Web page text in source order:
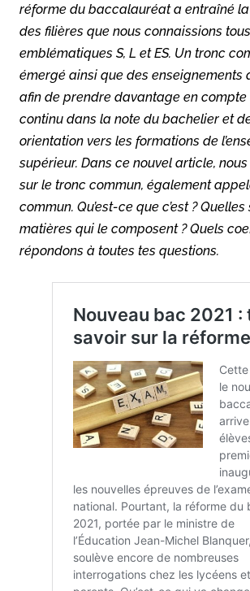
réforme du baccalauréat a entraîné
des filières que nous connaissions
emblématiques S, L et ES. Un tronc
émergé ainsi que des enseignements
afin de prendre davantage en compte
continu dans la note du bachelier et
orientation vers les formations de
supérieur. Dans ce nouvel article,
sur le tronc commun, également
commun. Qu’est-ce que c’est ?
matières qui le composent ? Quels
répondons à toutes tes questions.